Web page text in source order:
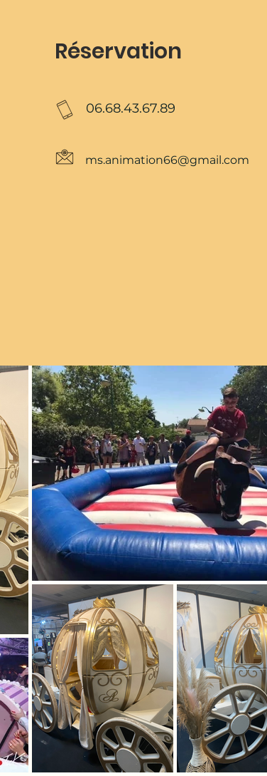
Réservation
06.68.43.67.89
ms.animation66@gmail.com